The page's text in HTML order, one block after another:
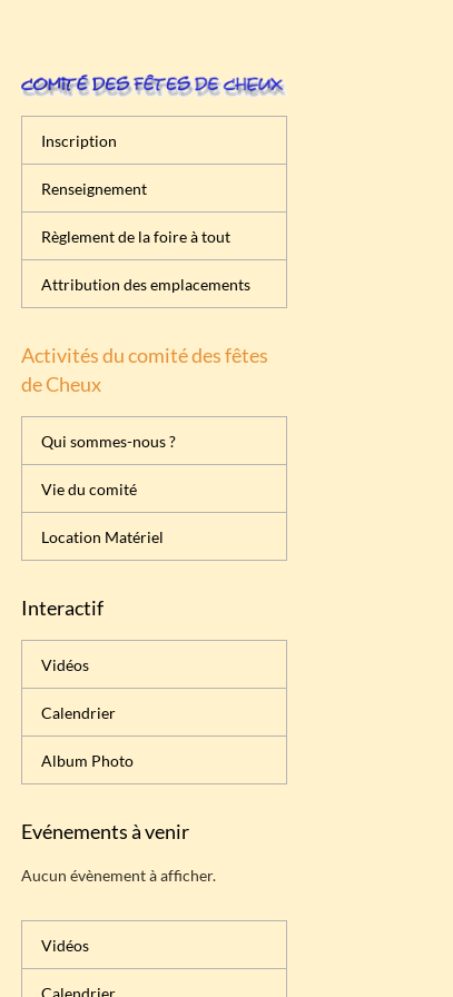
Inscription
Renseignement
Règlement de la foire à tout
Attribution des emplacements
Activités du comité des fêtes
de Cheux
Qui sommes-nous ?
Vie du comité
Location Matériel
Interactif
Vidéos
Calendrier
Album Photo
Evénements à venir
Aucun évènement à afficher.
Vidéos
Calendrier